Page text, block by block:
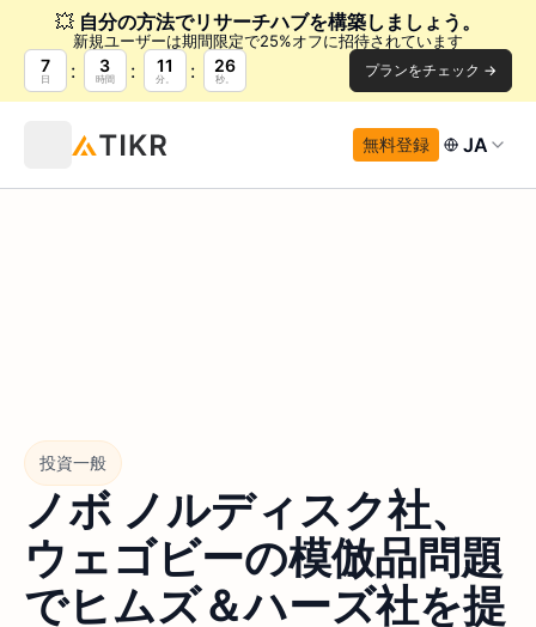
💥 自分の方法でリサーチハブを構築しましょう。
新規ユーザーは期間限定で25%オフに招待されています
7
日
3
時間
11
分。
25
秒。 プランをチェック →
無料登録 JA
投資一般
ノボ ノルディスク社、
ウェゴビーの模倣品問題
でヒムズ＆ハーズ社を提